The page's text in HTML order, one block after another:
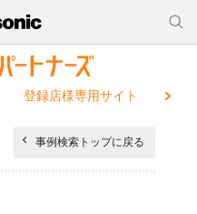
登録店様専用サイト
事例検索トップに戻る